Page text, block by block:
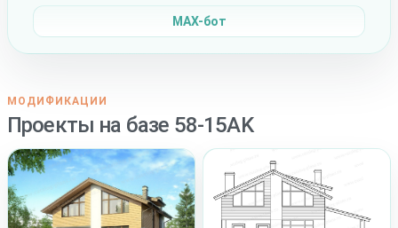
MAX-бот
МОДИФИКАЦИИ
Проекты на базе 58-15AK